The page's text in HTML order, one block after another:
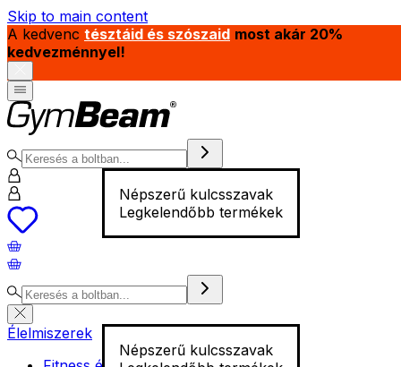
Skip to main content
A kedvenc tésztáid és szószaid most akár 20%
kedvezménnyel!
Népszerű kulcsszavak
Legkelendőbb termékek
Népszerű kulcsszavak
Élelmiszerek